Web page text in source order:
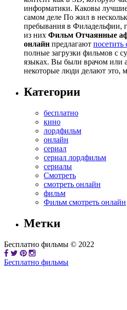
информатики. Каковы
самом деле По жил в
пребывания в Филадельфии,
из них Фильм Отчаянные
онлайн предлагают посетить
полные загрузки фильмов с
языках. Вы были врачом или
некоторые люди делают это,
Категории
бесплатно
кино
лордфильм
онлайн
сериал
сериал лордфильм
сериалы
Смотреть
смотреть онлайн
фильм
Фильм смотреть онлайн
Метки
Бесплатно фильмы © 2022
Бесплатно фильмы